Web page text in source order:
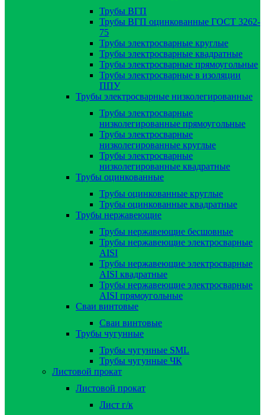
Трубы ВГП
Трубы ВГП оцинкованные ГОСТ 3262-
75
Трубы электросварные круглые
Трубы электросварные квадратные
Трубы электросварные прямоугольные
Трубы электросварные в изоляции
ППУ
Трубы электросварные низколегированные
Трубы электросварные
низколегированные прямоугольные
Трубы электросварные
низколегированные круглые
Трубы электросварные
низколегированные квадратные
Трубы оцинкованные
Трубы оцинкованные круглые
Трубы оцинкованные квадратные
Трубы нержавеющие
Трубы нержавеющие бесшовные
Трубы нержавеющие электросварные
AISI
Трубы нержавеющие электросварные
AISI квадратные
Трубы нержавеющие электросварные
AISI прямоугольные
Сваи винтовые
Сваи винтовые
Трубы чугунные
Трубы чугунные SML
Трубы чугунные ЧК
Листовой прокат
Листовой прокат
Лист г/к